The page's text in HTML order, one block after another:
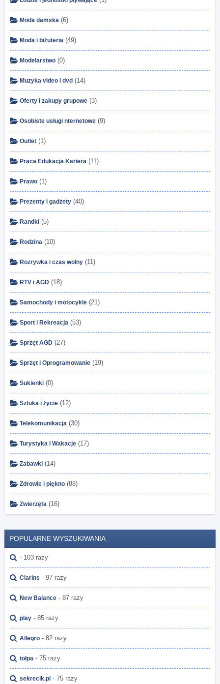
Moda damska (6)
Moda i biżuteria (49)
Modelarstwo (0)
Muzyka video i dvd (14)
Oferty i zakupy grupowe (3)
Osobiste usługi nternetowe (9)
Outlet (1)
Praca Edukacja Kariera (11)
Prawo (1)
Prezenty i gadżety (40)
Randki (5)
Rodzina (10)
Rozrywka i czas wolny (11)
RTV i AGD (18)
Samochody i motocykle (21)
Sport i Rekreacja (53)
Sprzęt AGD (27)
Sprzęt i Oprogramowanie (19)
Sukienki (0)
Sztuka i życie (12)
Telekomunikacja (30)
Turystyka i Wakacje (17)
Zabawki (14)
Zdrowie i piękno (88)
Zwierzęta (16)
POPULARNE WYSZUKIWANIA
- 103 razy
Clarins - 97 razy
New Balance - 87 razy
play - 85 razy
Allegro - 82 razy
tołpa - 75 razy
sekrecik.pl - 75 razy